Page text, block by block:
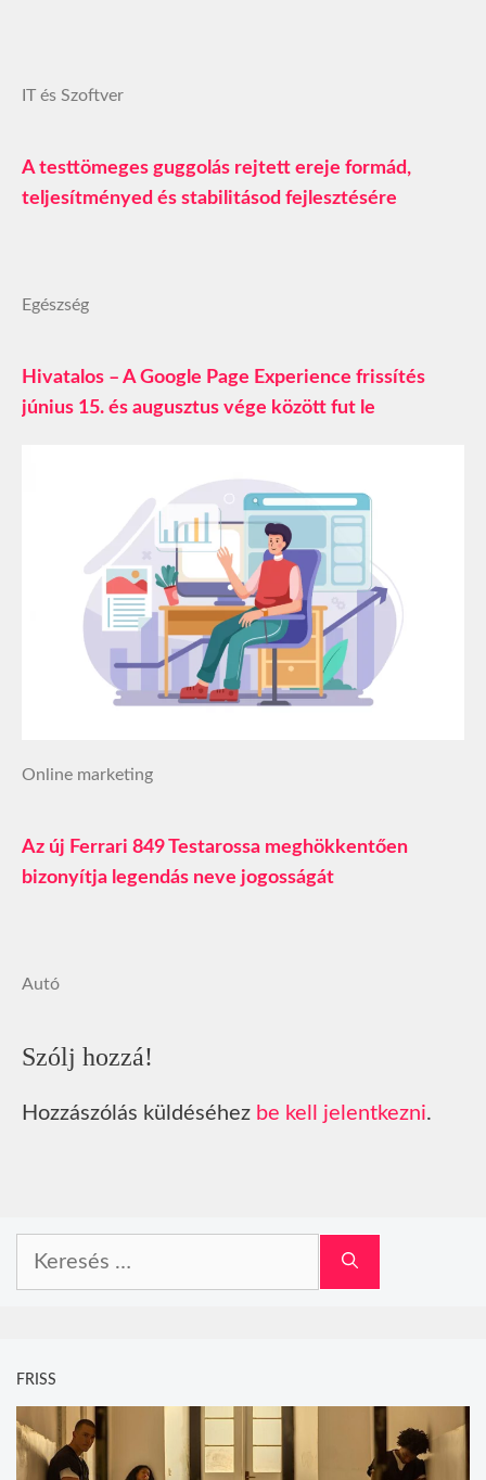
IT és Szoftver
A testtömeges guggolás rejtett ereje formád,
teljesítményed és stabilitásod fejlesztésére
Egészség
Hivatalos – A Google Page Experience frissítés
június 15. és augusztus vége között fut le
Online marketing
Az új Ferrari 849 Testarossa meghökkentően
bizonyítja legendás neve jogosságát
Autó
Szólj hozzá!
Hozzászólás küldéséhez be kell jelentkezni.
FRISS